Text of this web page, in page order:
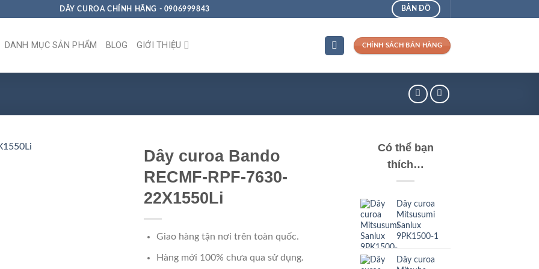
DÂY CUROA CHÍNH HÃNG - 0906999843 BẢN ĐỒ
DANH MỤC SẢN PHẨM BLOG GIỚI THIỆU CHÍNH SÁCH BÁN HÀNG
Dây curoa Bando
RECMF-RPF-7630-
22X1550Li
Giao hàng tận nơi trên toàn quốc.
Hàng mới 100% chưa qua sử dụng.
Có thể bạn
thích…
Dây curoa
Mitsusumi
Sanlux
9PK1500-1
Dây curoa